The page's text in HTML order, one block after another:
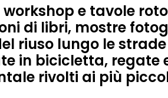
workshop e tavole
di libri, mostre
riuso lungo le
in bicicletta, regate
rivolti ai più